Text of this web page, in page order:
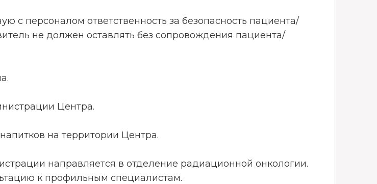
с персоналом ответственность за безопасность пациента/
не должен оставлять без сопровождения пациента/
Центра.
на территории Центра.
направляется в отделение радиационной онкологии.
к профильным специалистам.